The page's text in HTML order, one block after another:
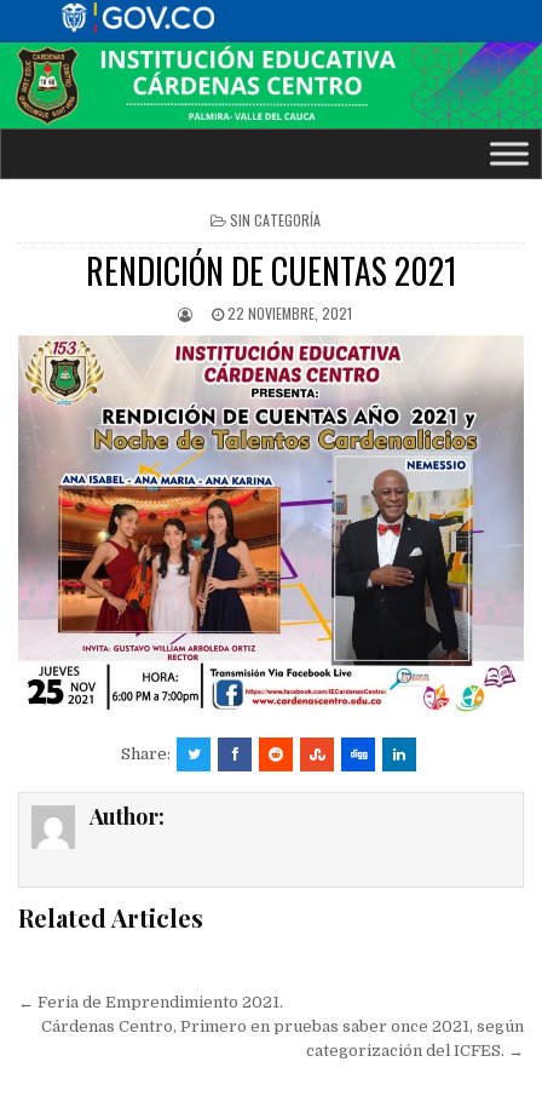
POSTED
IN
SIN CATEGORÍA
RENDICIÓN DE CUENTAS 2021
22 NOVIEMBRE, 2021
Share:
Author:
Related Articles
Navegación
de
← Feria de Emprendimiento 2021.
Cárdenas Centro, Primero en pruebas saber once 2021, según
categorización del ICFES. →